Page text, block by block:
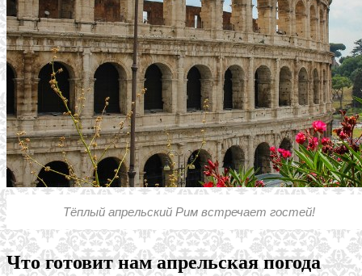
Тёплый апрельский Рим встречает гостей!
Что готовит нам апрельская погода